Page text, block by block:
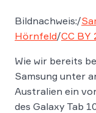
Bildnachweis:/
Hörnfeld/CC BY
Wie wir bereits
Samsung unter
Australien ein
des Galaxy Tab